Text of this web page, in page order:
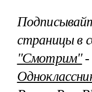
страницы в
"Смотрим"‐